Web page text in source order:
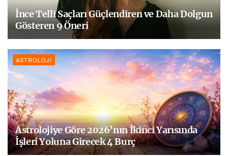
İnce Telli Saçları Güçlendiren ve Daha Dolgun
Gösteren 9 Öneri
ASTROLOJI
Astrolojiye Göre 2026’nın İkinci Yarısında
İşleri Yoluna Girecek 4 Burç